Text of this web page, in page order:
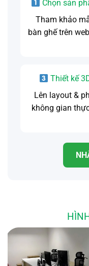
Chọn sản
Tham khảo
bàn ghế trên
Thiết kế
Lên layout &
không gian